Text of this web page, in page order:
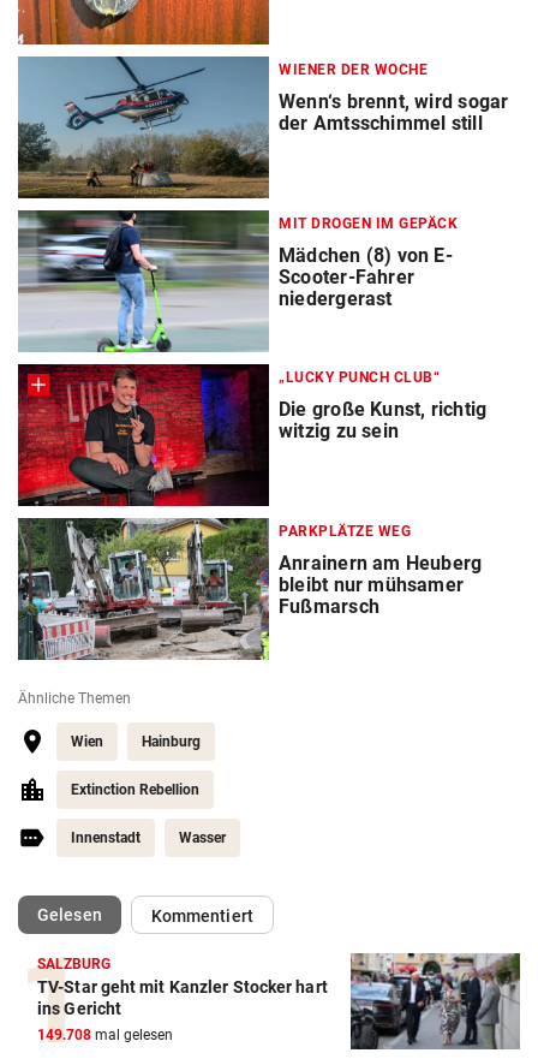
WIENER DER WOCHE
Wenn‘s brennt, wird sogar
der Amtsschimmel still
MIT DROGEN IM GEPÄCK
Mädchen (8) von E-
Scooter-Fahrer
niedergerast
„LUCKY PUNCH CLUB“
Die große Kunst, richtig
witzig zu sein
PARKPLÄTZE WEG
Anrainern am Heuberg
bleibt nur mühsamer
Fußmarsch
Ähnliche Themen
Wien Hainburg
Extinction Rebellion
Innenstadt Wasser
Gelesen(ausgewählt)Kommentiert
SALZBURG
TV-Star geht mit Kanzler Stocker hart
ins Gericht
149.708 mal gelesen